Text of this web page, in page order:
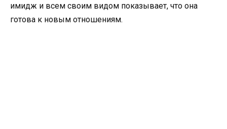
имидж и всем своим видом показывает, что она
готова к новым отношениям.